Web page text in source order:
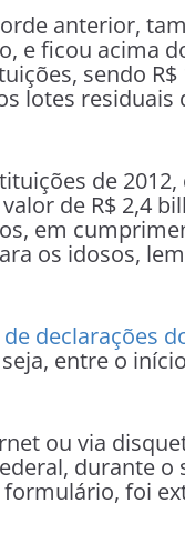
anterior,
e ficou acima
sendo
lotes residuais
de 2012,
de R$ 2,4
em
os idosos,
declarações
entre o
ou via
durante
foi